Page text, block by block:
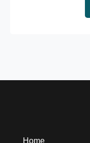
Home